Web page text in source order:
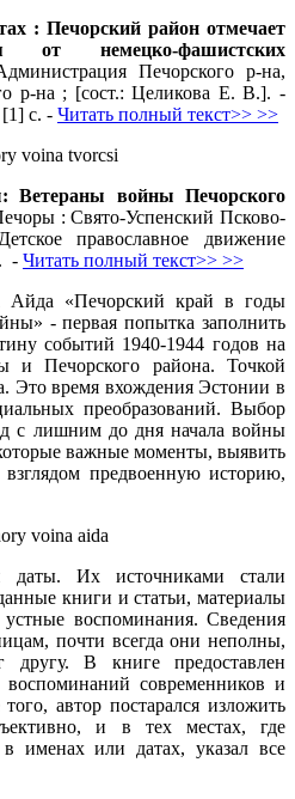
: Печорский район отмечает
от немецко-фашистских
Печорского р-на,
р-на ; [сост.: Целикова Е. В.]. -
с. - Читать полный текст>> >>
Ветераны войны Печорского
: Свято-Успенский Псково-
православное движение
- Читать полный текст>> >>
Айда «Печорский край в годы
- первая попытка заполнить
событий 1940-1944 годов на
и Печорского района. Точкой
Это время вхождения Эстонии в
преобразований. Выбор
с лишним до дня начала войны
важные моменты, выявить
предвоенную историю,
даты. Их источниками стали
книги и статьи, материалы
воспоминания. Сведения
почти всегда они неполны,
другу. В книге предоставлен
современников и
автор постарался изложить
и в тех местах, где
в именах или датах, указал все